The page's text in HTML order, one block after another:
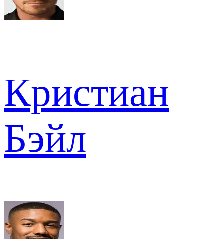
Кристиан
Бэйл